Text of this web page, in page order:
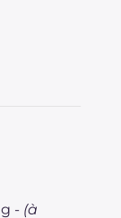
- (à